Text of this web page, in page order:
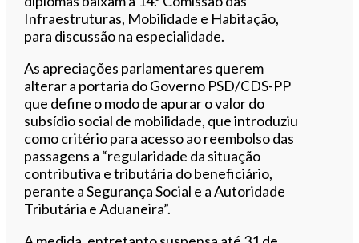
Infraestruturas, Mobilidade e Habitação,
para discussão na especialidade.
As apreciações parlamentares querem
alterar a portaria do Governo PSD/CDS-PP
que define o modo de apurar o valor do
subsídio social de mobilidade, que introduziu
como critério para acesso ao reembolso das
passagens a “regularidade da situação
contributiva e tributária do beneficiário,
perante a Segurança Social e a Autoridade
Tributária e Aduaneira”.